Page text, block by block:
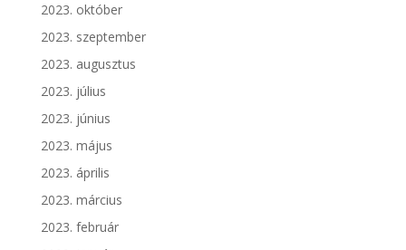
2023. október
2023. szeptember
2023. augusztus
2023. július
2023. június
2023. május
2023. április
2023. március
2023. február